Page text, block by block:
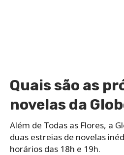
Quais são as
novelas da
Além de Todas as Flores, a
duas estreias de novelas
horários das 18h e 19h.